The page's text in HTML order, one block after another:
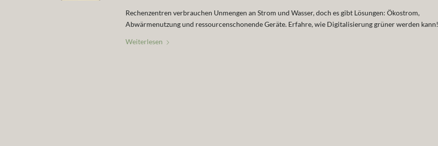
Rechenzentren verbrauchen Unmengen an Strom und Wasser, doch es gibt Lösungen: Ökostrom,
Abwärmenutzung und ressourcenschonende Geräte. Erfahre, wie Digitalisierung grüner werden kann!
Weiterlesen